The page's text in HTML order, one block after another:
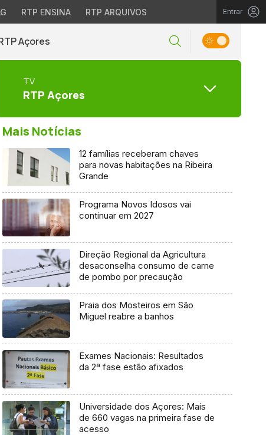
RTP ENSINA RTP ARQUIVOS Entrar
Açores
TV
RTP Açores
Mais Notícias
12 famílias receberam chaves
para novas habitações na Ribeira
Grande
Programa Novos Idosos vai
continuar em 2027
Direção Regional da Agricultura
desaconselha consumo de carne
de pombo por precaução
Praia dos Mosteiros em São
Miguel reabre a banhos
Exames Nacionais: Resultados
da 2ª fase estão afixados
Universidade dos Açores: Mais
de 660 vagas na primeira fase de
acesso